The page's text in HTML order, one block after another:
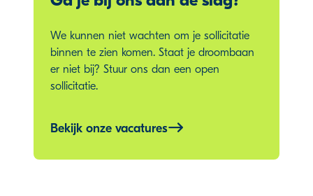
We kunnen niet wachten om je sollicitatie
binnen te zien komen. Staat je droombaan
er niet bij? Stuur ons dan een open
sollicitatie.
Bekijk onze vacatures